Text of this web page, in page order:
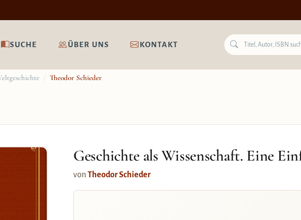
SUCHE ÜBER UNS KONTAKT
/ Theodor Schieder
Geschichte als Wissenschaft. Eine
von Theodor Schieder